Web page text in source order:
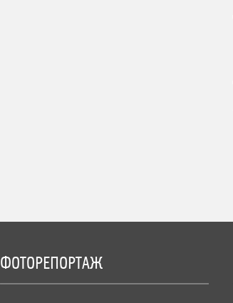
ФОТОРЕПОРТАЖ